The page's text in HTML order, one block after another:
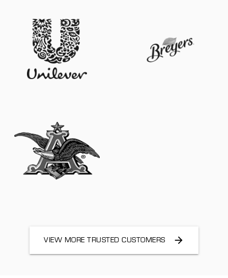
VIEW MORE TRUSTED CUSTOMERS